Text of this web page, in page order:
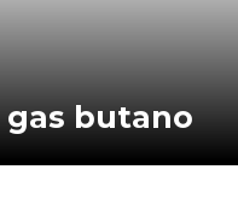
gas butano